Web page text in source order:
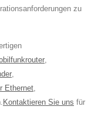
zu
,
,
Ethernet,
Kontaktieren Sie uns für